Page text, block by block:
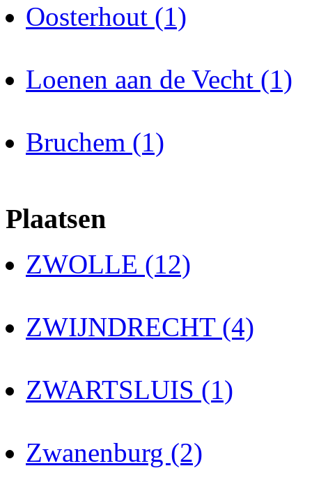
Oosterhout (1)
Loenen aan de Vecht (1)
Bruchem (1)
Plaatsen
ZWOLLE (12)
ZWIJNDRECHT (4)
ZWARTSLUIS (1)
Zwanenburg (2)